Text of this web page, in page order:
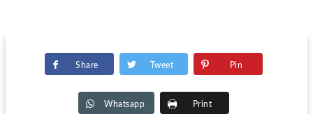
Share Tweet Pin
Whatsapp Print